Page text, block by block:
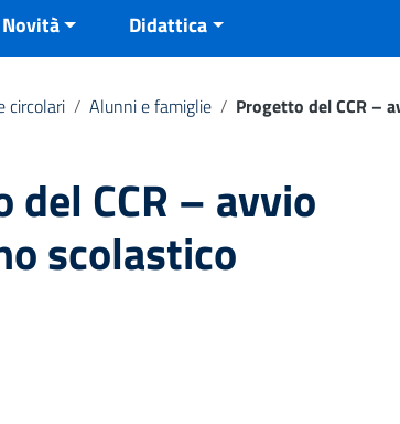
Novità Didattica
circolari / Alunni e famiglie / Progetto del CCR –
del CCR – avvio
scolastico